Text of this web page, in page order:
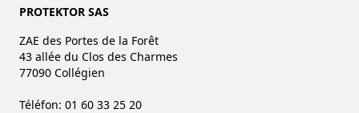
PROTEKTOR SAS
ZAE des Portes de la Forêt
43 allée du Clos des Charmes
77090 Collégien
Téléfon: 01 60 33 25 20